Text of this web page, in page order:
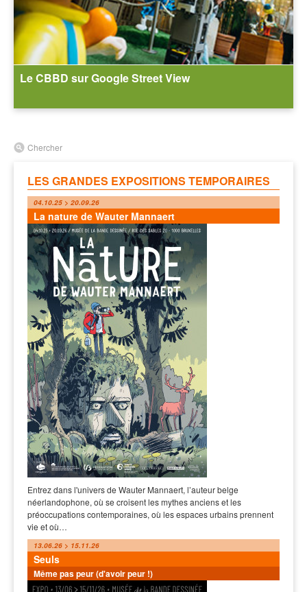
Le CBBD sur Google Street View
Chercher
LES GRANDES EXPOSITIONS TEMPORAIRES
04.10.25 > 20.09.26
La nature de Wauter Mannaert
Entrez dans l'univers de Wauter Mannaert, l’auteur belge
néerlandophone, où se croisent les mythes anciens et les
préoccupations contemporaines, où les espaces urbains prennent
vie et où…
13.06.26 > 15.11.26
Seuls
Même pas peur (d'avoir peur !)